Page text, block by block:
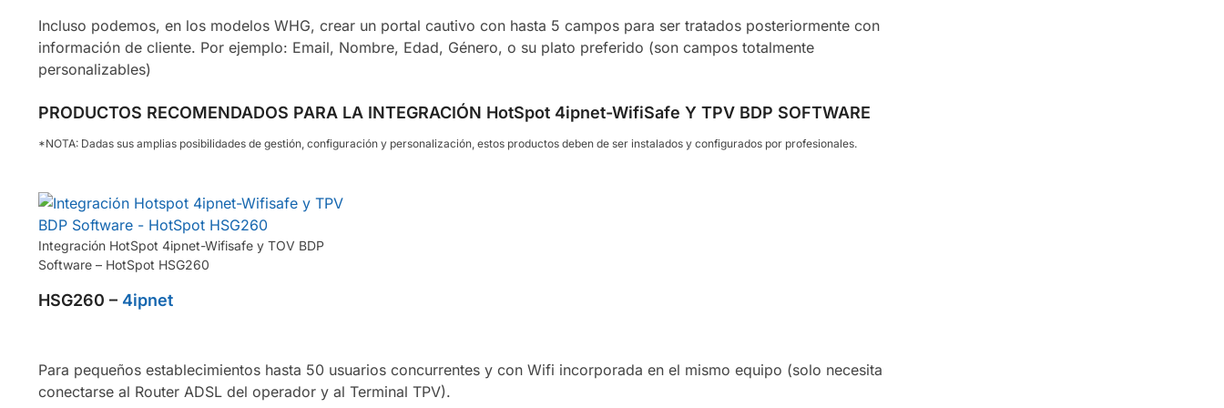
Incluso podemos, en los modelos WHG, crear un portal cautivo con hasta 5 campos para ser tratados posteriormente con
información de cliente. Por ejemplo: Email, Nombre, Edad, Género, o su plato preferido (son campos totalmente
personalizables)
PRODUCTOS RECOMENDADOS PARA LA INTEGRACIÓN HotSpot 4ipnet-WifiSafe Y TPV BDP SOFTWARE
*NOTA: Dadas sus amplias posibilidades de gestión, configuración y personalización, estos productos deben de ser instalados y configurados por profesionales.
Integración HotSpot 4ipnet-Wifisafe y TOV BDP
Software – HotSpot HSG260
HSG260 – 4ipnet
Para pequeños establecimientos hasta 50 usuarios concurrentes y con Wifi incorporada en el mismo equipo (solo necesita
conectarse al Router ADSL del operador y al Terminal TPV).